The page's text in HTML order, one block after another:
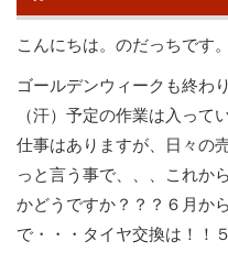
こんにちは。のだっちです。
ゴールデンウィークも終わ
（汗）予定の作業は入って
仕事はありますが、日々の
っと言う事で、、、これか
かどうですか？？？６月か
で・・・タイヤ交換は！！